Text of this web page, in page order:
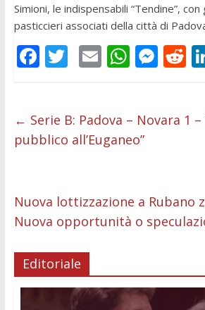
Simioni, le indispensabili “Tendine”,
pasticcieri associati della città di
F
b
o
k
T
er
E
l
W
s
A
p
M
e
er
R
di
← Serie B: Padova – Novara 1 –
pubblico all’Euganeo”
Nuova lottizzazione a Rubano
Nuova opportunità o
Editoriale